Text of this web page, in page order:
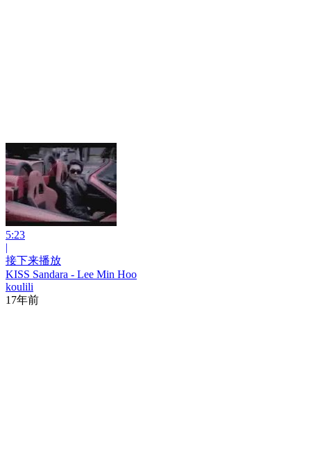
5:23
|
接下来播放
KISS Sandara - Lee Min Hoo
koulili
17年前